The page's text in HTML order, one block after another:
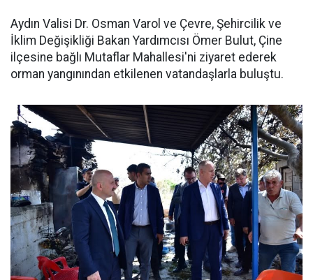
Aydın Valisi Dr. Osman Varol ve Çevre, Şehircilik ve
İklim Değişikliği Bakan Yardımcısı Ömer Bulut, Çine
ilçesine bağlı Mutaflar Mahallesi'ni ziyaret ederek
orman yangınından etkilenen vatandaşlarla buluştu.